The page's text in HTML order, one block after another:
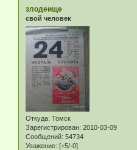
злодеище
свой человек
Откуда: Томск
Зарегистрирован: 2010-03-09
Сообщений: 54734
Уважение: [+5/-0]